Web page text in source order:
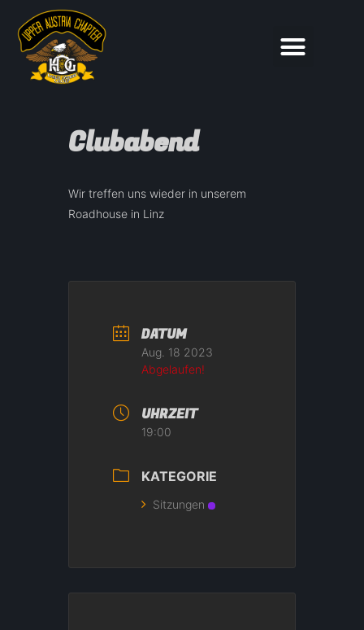
Clubabend
Wir treffen uns wieder in unserem
Roadhouse in Linz
DATUM
Aug. 18 2023
Abgelaufen!
UHRZEIT
19:00
KATEGORIE
Sitzungen